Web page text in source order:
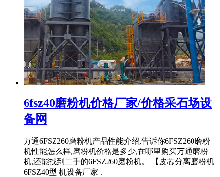
6fsz40磨粉机价格厂家/价格采石场设
备网
万通6FSZ260磨粉机产品性能介绍,告诉你6FSZ260磨粉
机性能怎么样,磨粉机价格是多少,在哪里购买万通磨粉
机,还能找到二手的6FSZ260磨粉机。 【皮芯分离磨粉机
6FSZ40型 机设备厂家 .